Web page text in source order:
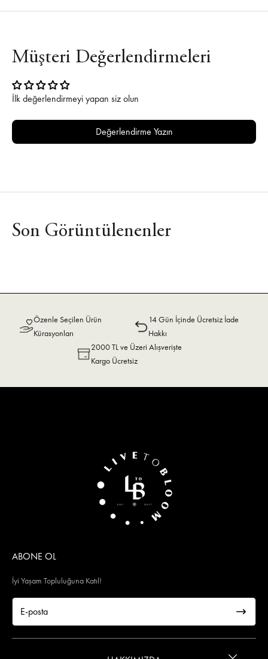
Müşteri Değerlendirmeleri
İlk değerlendirmeyi yapan siz olun
Değerlendirme Yazın
Son Görüntülenenler
Özenle Seçilen Ürün
Kürasyonları
14 Gün İçinde Ücretsiz İade
Hakkı
2000 TL ve Üzeri Alışverişte
Kargo Ücretsiz
ABONE OL
İyi Yaşam Topluluğuna Katıl!